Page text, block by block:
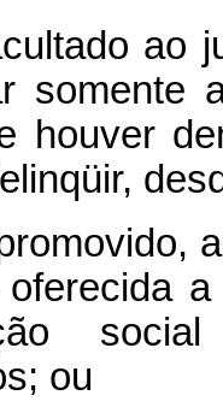
ao
somente
houver
ou